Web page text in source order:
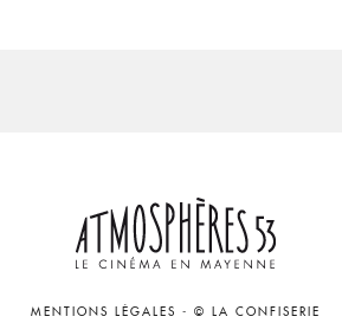
MENTIONS LÉGALES -© LA CONFISERIE